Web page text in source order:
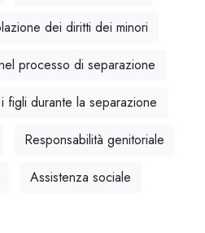
dei diritti dei minori
processo di separazione
figli durante la separazione
Responsabilità genitoriale
Assistenza sociale